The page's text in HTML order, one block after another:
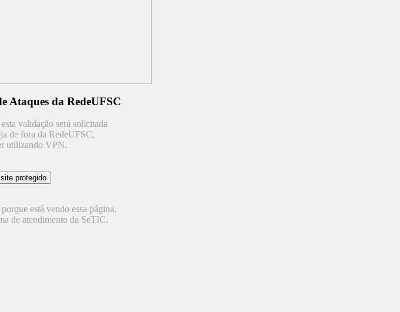
Ataques da RedeUFSC
validação será solicitada
de fora da RedeUFSC,
utilizando VPN.
está vendo essa página,
de atendimento da SeTIC.